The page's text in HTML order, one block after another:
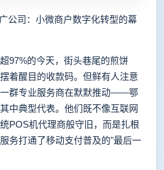
司：小微商户数字化转型的幕
的今天，街头巷尾的煎饼
着醒目的收款码。但鲜有人注意
群专业服务商在默默推动——鄂
中典型代表。他们既不像互联网
POS机代理商般守旧，而是扎根
务打通了移动支付普及的"最后一